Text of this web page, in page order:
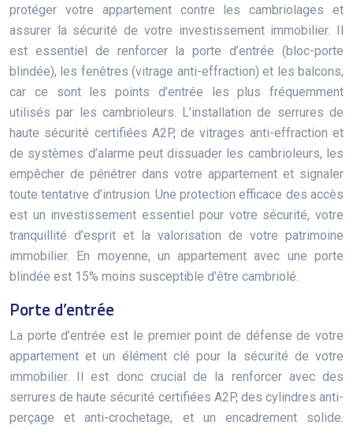
protéger votre appartement contre les cambriolages et
assurer la sécurité de votre investissement immobilier. Il
est essentiel de renforcer la porte d’entrée (bloc-porte
blindée), les fenêtres (vitrage anti-effraction) et les balcons,
car ce sont les points d’entrée les plus fréquemment
utilisés par les cambrioleurs. L’installation de serrures de
haute sécurité certifiées A2P, de vitrages anti-effraction et
de systèmes d’alarme peut dissuader les cambrioleurs, les
empêcher de pénétrer dans votre appartement et signaler
toute tentative d’intrusion. Une protection efficace des accès
est un investissement essentiel pour votre sécurité, votre
tranquillité d’esprit et la valorisation de votre patrimoine
immobilier. En moyenne, un appartement avec une porte
blindée est 15% moins susceptible d’être cambriolé.
Porte d’entrée
La porte d’entrée est le premier point de défense de votre
appartement et un élément clé pour la sécurité de votre
immobilier. Il est donc crucial de la renforcer avec des
serrures de haute sécurité certifiées A2P, des cylindres anti-
perçage et anti-crochetage, et un encadrement solide.